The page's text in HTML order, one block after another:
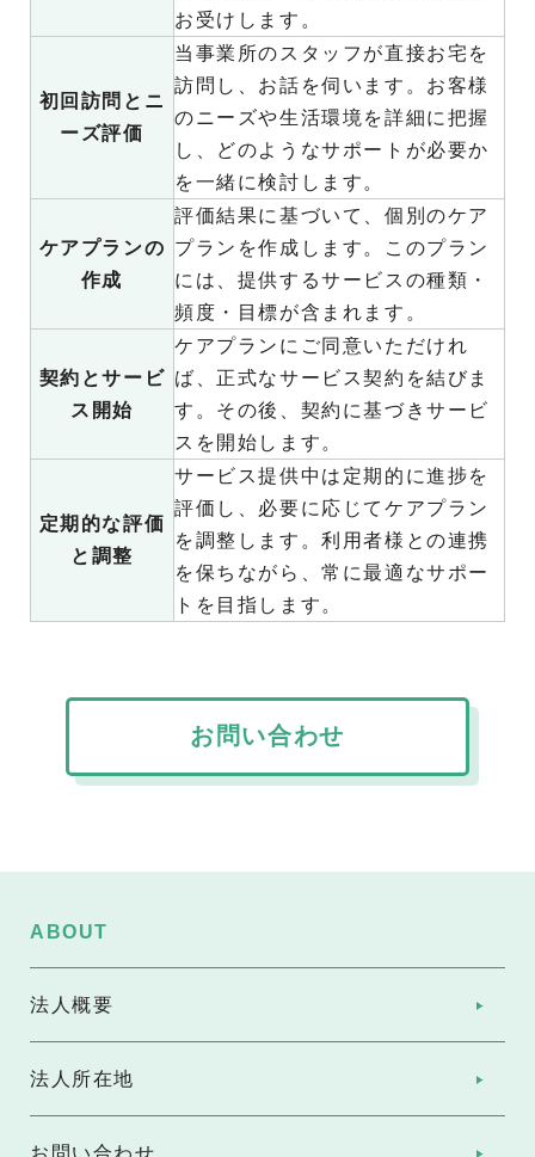
お受けします。
初回訪問とニ
ーズ評価
当事業所のスタッフが直接お宅を
訪問し、お話を伺います。お客様
のニーズや生活環境を詳細に把握
し、どのようなサポートが必要か
を一緒に検討します。
ケアプランの
作成
評価結果に基づいて、個別のケア
プランを作成します。このプラン
には、提供するサービスの種類・
頻度・目標が含まれます。
契約とサービ
ス開始
ケアプランにご同意いただけれ
ば、正式なサービス契約を結びま
す。その後、契約に基づきサービ
スを開始します。
定期的な評価
と調整
サービス提供中は定期的に進捗を
評価し、必要に応じてケアプラン
を調整します。利用者様との連携
を保ちながら、常に最適なサポー
トを目指します。
お問い合わせ
ABOUT
法人概要
法人所在地